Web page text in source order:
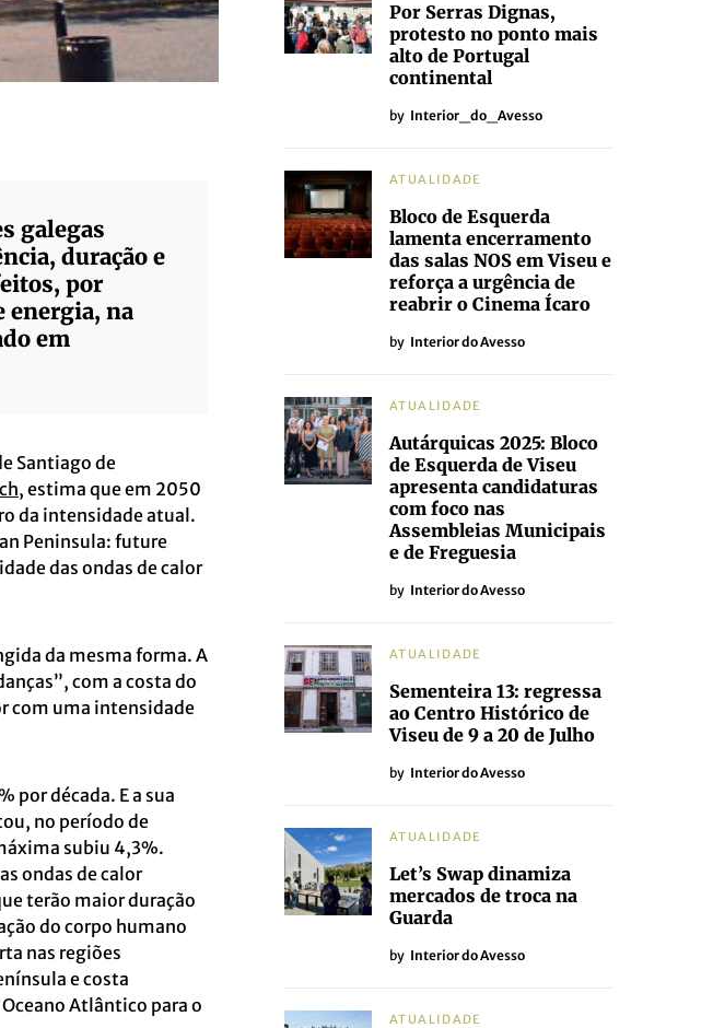
galegas
duração e
por
energia, na
em
Santiago de
, estima que em 2050
da intensidade atual.
Peninsula: future
das ondas de calor
da mesma forma. A
com a costa do
com uma intensidade
por década. E a sua
no período de
subiu 4,3%.
ondas de calor
terão maior duração
do corpo humano
nas regiões
e costa
Atlântico para o
Por Serras Dignas,
protesto no ponto mais
alto de Portugal
continental
by Interior_do_Avesso
ATUALIDADE
Bloco de Esquerda
lamenta encerramento
das salas NOS em Viseu e
reforça a urgência de
reabrir o Cinema Ícaro
by Interior do Avesso
ATUALIDADE
Autárquicas 2025: Bloco
de Esquerda de Viseu
apresenta candidaturas
com foco nas
Assembleias Municipais
e de Freguesia
by Interior do Avesso
ATUALIDADE
Sementeira 13: regressa
ao Centro Histórico de
Viseu de 9 a 20 de Julho
by Interior do Avesso
ATUALIDADE
Let’s Swap dinamiza
mercados de troca na
Guarda
by Interior do Avesso
ATUALIDADE